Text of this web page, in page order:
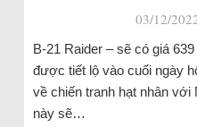
03/12/
B-21 Raider – sẽ có giá
được tiết lộ vào cuối ngày
về chiến tranh hạt nhân với
này sẽ…